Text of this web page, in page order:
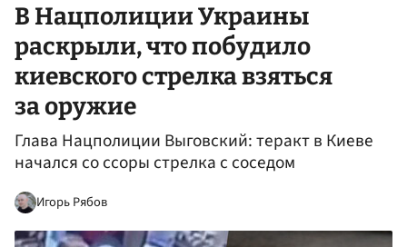
В Нацполиции Украины
раскрыли, что побудило
киевского стрелка взяться
за оружие
Глава Нацполиции Выговский: теракт в Киеве
начался со ссоры стрелка с соседом
Игорь Рябов